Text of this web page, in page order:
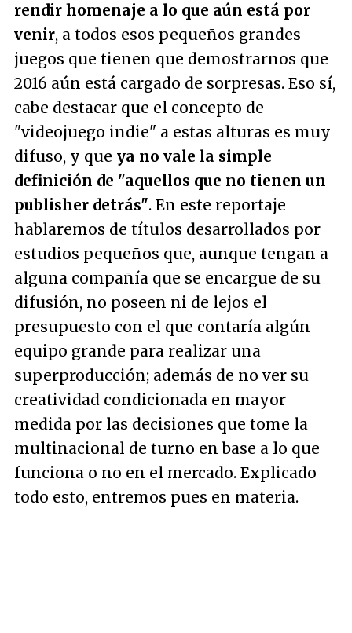
rendir homenaje a lo que aún está por
venir, a todos esos pequeños grandes
juegos que tienen que demostrarnos que
2016 aún está cargado de sorpresas. Eso sí,
cabe destacar que el concepto de
"videojuego indie" a estas alturas es muy
difuso, y que ya no vale la simple
definición de "aquellos que no tienen un
publisher detrás". En este reportaje
hablaremos de títulos desarrollados por
estudios pequeños que, aunque tengan a
alguna compañía que se encargue de su
difusión, no poseen ni de lejos el
presupuesto con el que contaría algún
equipo grande para realizar una
superproducción; además de no ver su
creatividad condicionada en mayor
medida por las decisiones que tome la
multinacional de turno en base a lo que
funciona o no en el mercado. Explicado
todo esto, entremos pues en materia.